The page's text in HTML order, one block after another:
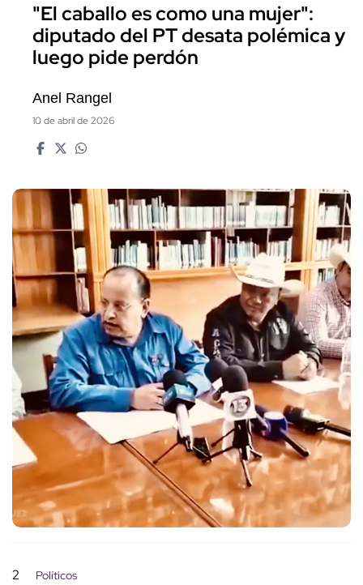
"El caballo es como una mujer":
diputado del PT desata polémica y
luego pide perdón
Anel Rangel
10 de abril de 2026
2 Políticos